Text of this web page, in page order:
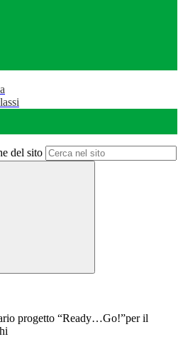
del sito
progetto “Ready…Go!”per il